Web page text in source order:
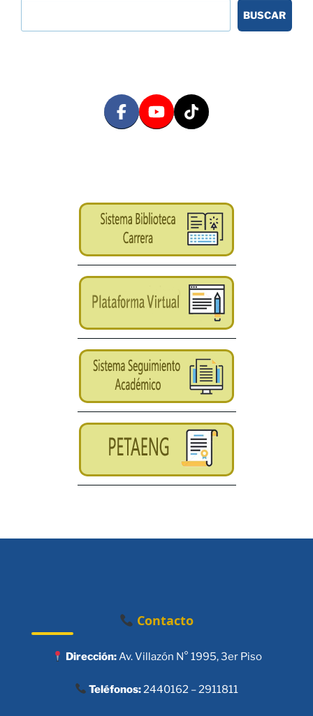
BUSCAR
Contacto
Dirección:Av. Villazón N° 1995, 3er Piso
Teléfonos:2440162 – 2911811